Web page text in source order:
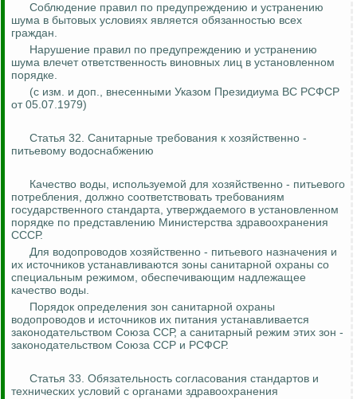
Соблюдение правил по предупреждению и устранению
шума в бытовых условиях является обязанностью всех
граждан.
Нарушение правил по предупреждению и устранению
шума влечет ответственность виновных лиц в установленном
порядке.
(с изм. и доп., внесенными Указом Президиума ВС РСФСР
от 05.07.1979)
Статья 32. Санитарные требования к хозяйственно -
питьевому водоснабжению
Качество воды, используемой для хозяйственно - питьевого
потребления, должно соответствовать требованиям
государственного стандарта, утверждаемого в установленном
порядке по представлению Министерства здравоохранения
СССР.
Для водопроводов хозяйственно - питьевого назначения и
их источников устанавливаются зоны санитарной охраны со
специальным режимом, обеспечивающим надлежащее
качество воды.
Порядок определения зон санитарной охраны
водопроводов и источников их питания устанавливается
законодательством Союза ССР, а санитарный режим этих зон -
законодательством Союза ССР и РСФСР.
Статья 33. Обязательность согласования стандартов и
технических условий с органами здравоохранения